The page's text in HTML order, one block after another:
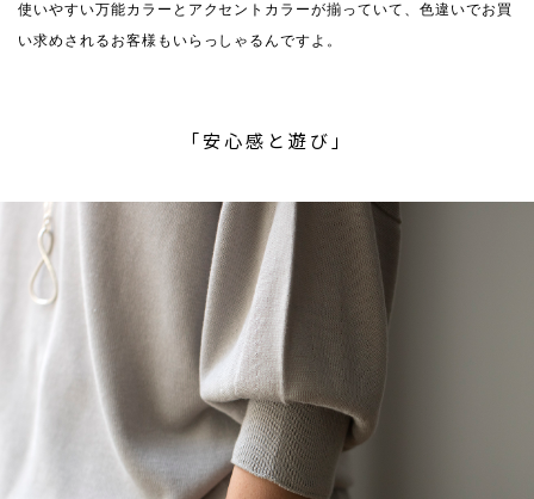
使いやすい万能カラーとアクセントカラーが揃っていて、色違いでお買
い求めされるお客様もいらっしゃるんですよ。
「安心感と遊び」